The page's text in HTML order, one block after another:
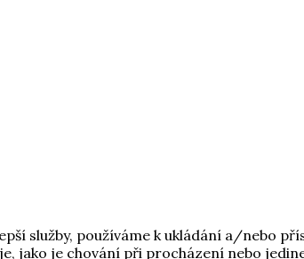
služby, používáme k ukládání a/nebo
jako je chování při procházení nebo